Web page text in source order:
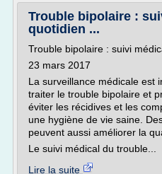
Trouble bipolaire :
quotidien ...
Trouble bipolaire : suivi
23 mars 2017
La surveillance médicale est
traiter le trouble bipolaire et
éviter les récidives et les
une hygiène de vie saine.
peuvent aussi améliorer la
Le suivi médical du trouble...
Lire la suite